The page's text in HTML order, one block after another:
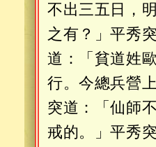
不出三五日，
之有？」平秀
道：「貧道姓
行。今總兵營
突道：「仙師
戒的。」平秀